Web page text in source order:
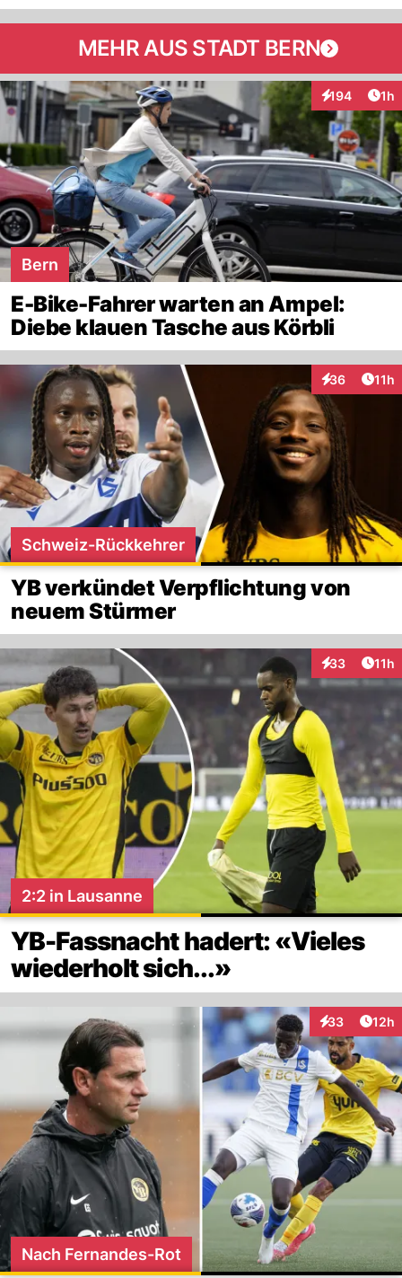
MEHR AUS STADT BERN
194
Interaktionen
1h
Bern
E-Bike-Fahrer warten an Ampel:
Diebe klauen Tasche aus Körbli
36
Interaktionen
11h
Schweiz-Rückkehrer
YB verkündet Verpflichtung von
neuem Stürmer
33
Interaktionen
11h
2:2 in Lausanne
YB-Fassnacht hadert: «Vieles
wiederholt sich...»
33
Interaktionen
12h
Nach Fernandes-Rot